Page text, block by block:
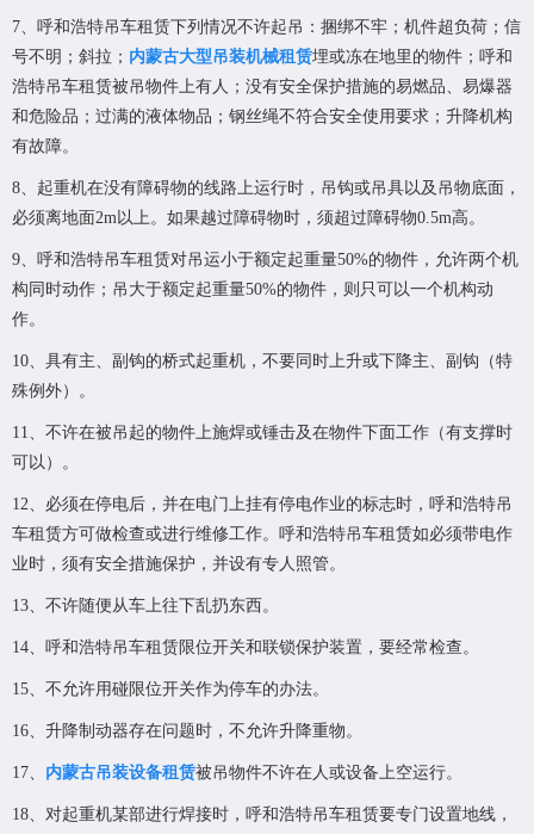
7、呼和浩特吊车租赁下列情况不许起吊：捆绑不牢；机件超负荷；信
号不明；斜拉； 内蒙古大型吊装机械租赁埋或冻在地里的物件；呼和
浩特吊车租赁被吊物件上有人；没有安全保护措施的易燃品、易爆器
和危险品；过满的液体物品；钢丝绳不符合安全使用要求；升降机构
有故障。
8、起重机在没有障碍物的线路上运行时，吊钩或吊具以及吊物底面，
必须离地面2m以上。如果越过障碍物时，须超过障碍物0.5m高。
9、呼和浩特吊车租赁对吊运小于额定起重量50%的物件，允许两个机
构同时动作；吊大于额定起重量50%的物件，则只可以一个机构动
作。
10、具有主、副钩的桥式起重机，不要同时上升或下降主、副钩（特
殊例外）。
11、不许在被吊起的物件上施焊或锤击及在物件下面工作（有支撑时
可以）。
12、必须在停电后，并在电门上挂有停电作业的标志时，呼和浩特吊
车租赁方可做检查或进行维修工作。呼和浩特吊车租赁如必须带电作
业时，须有安全措施保护，并设有专人照管。
13、不许随便从车上往下乱扔东西。
14、呼和浩特吊车租赁限位开关和联锁保护装置，要经常检查。
15、不允许用碰限位开关作为停车的办法。
16、升降制动器存在问题时，不允许升降重物。
17、 内蒙古吊装设备租赁被吊物件不许在人或设备上空运行。
18、对起重机某部进行焊接时，呼和浩特吊车租赁要专门设置地线，